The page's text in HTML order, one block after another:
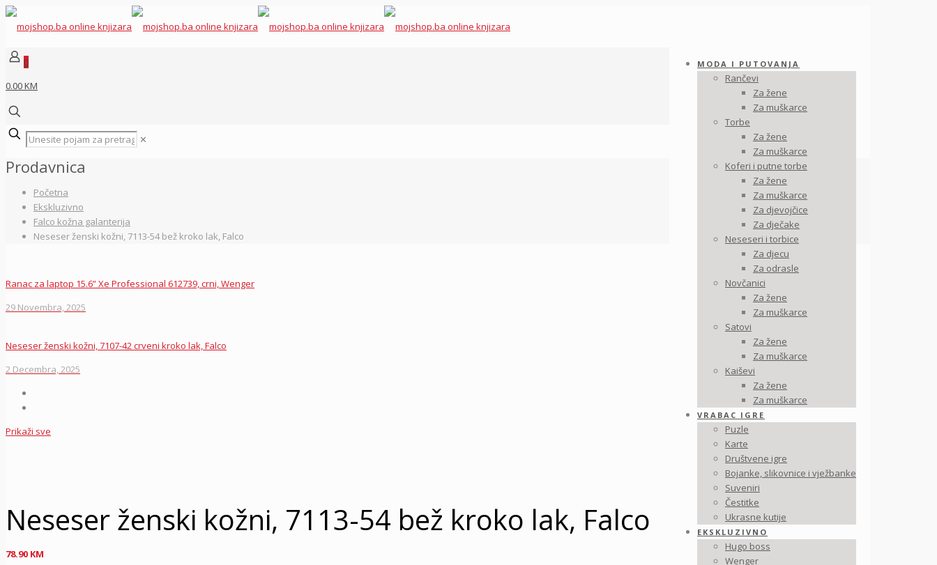
MODA I PUTOVANJA
Rančevi
Za žene
Za muškarce
Torbe
Za žene
Za muškarce
Koferi i putne torbe
Za žene
Za muškarce
Za djevojčice
Za dječake
Neseseri i torbice
Za djecu
Za odrasle
Novčanici
Za žene
Za muškarce
Satovi
Za žene
Za muškarce
Kaiševi
Za žene
Za muškarce
VRABAC IGRE
Puzle
Karte
Društvene igre
Bojanke, slikovnice i vježbanke
Suveniri
Čestitke
Ukrasne kutije
EKSKLUZIVNO
Hugo boss
Wenger
0
0.00 KM
✕
Prodavnica
Početna
Ekskluzivno
Falco kožna galanterija
Neseser ženski kožni, 7113-54 bež kroko lak, Falco
Ranac za laptop 15.6” Xe Professional 612739, crni, Wenger
29 Novembra, 2025
Neseser ženski kožni, 7107-42 crveni kroko lak, Falco
2 Decembra, 2025
Prikaži sve
Neseser ženski kožni, 7113-54 bež kroko lak, Falco
78.90 KM